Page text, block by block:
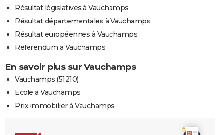
Résultat législatives à Vauchamps
Résultat départementales à Vauchamps
Résultat européennes à Vauchamps
Référendum à Vauchamps
En savoir plus sur Vauchamps
Vauchamps (51210)
Ecole à Vauchamps
Prix immobilier à Vauchamps